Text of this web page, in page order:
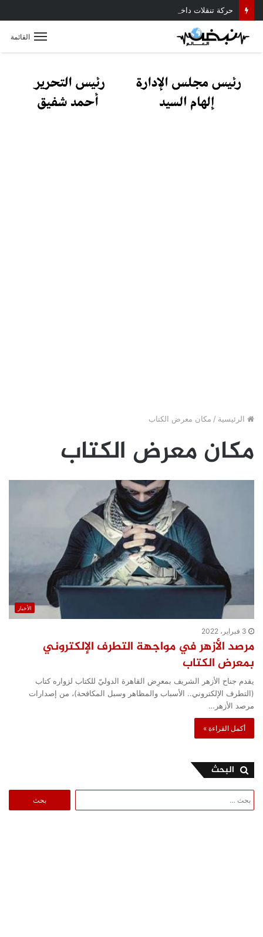
القائمة
الرئيسية / مكان معرض الكتاب
مكان معرض الكتاب
الأخبار
3 فبراير، 2022
مرصد الأزهر في مواجهة التطرف الإلكتروني
بمعرض الكتاب
يقدم جناح الأزهر الشريف بمعرِض القاهرة الدوليّ للكتاب لزواره كتاب
(التطرف الإلكتروني.. الأسباب والمظاهر وسبل المكافحة)، من إصدارات
مرصد الأزهر…
أكمل القراءة »
البحث
عن: